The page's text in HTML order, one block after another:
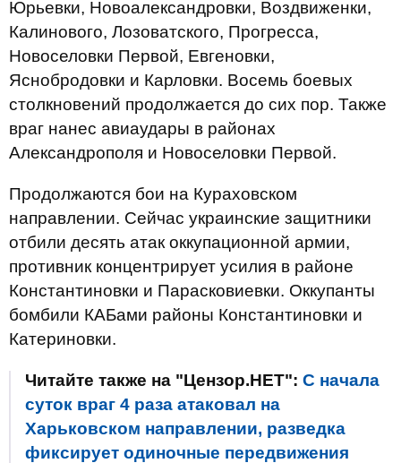
Юрьевки, Новоалександровки, Воздвиженки,
Калинового, Лозоватского, Прогресса,
Новоселовки Первой, Евгеновки,
Яснобродовки и Карловки. Восемь боевых
столкновений продолжается до сих пор. Также
враг нанес авиаудары в районах
Александрополя и Новоселовки Первой.
Продолжаются бои на Кураховском
направлении. Сейчас украинские защитники
отбили десять атак оккупационной армии,
противник концентрирует усилия в районе
Константиновки и Парасковиевки. Оккупанты
бомбили КАБами районы Константиновки и
Катериновки.
Читайте также на "Цензор.НЕТ": С начала
суток враг 4 раза атаковал на
Харьковском направлении, разведка
фиксирует одиночные передвижения